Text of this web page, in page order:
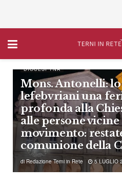
DIOCESI TNA
Mons. Antonelli: lo
lefebvriani una
profonda alla
alle persone vicine
movimento:
comunione della
di Redazione Terni in Rete 5 LUGLIO